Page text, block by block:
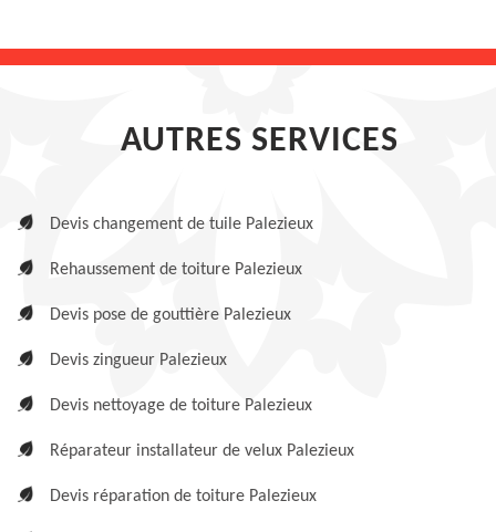
AUTRES SERVICES
Devis changement de tuile Palezieux
Rehaussement de toiture Palezieux
Devis pose de gouttière Palezieux
Devis zingueur Palezieux
Devis nettoyage de toiture Palezieux
Réparateur installateur de velux Palezieux
Devis réparation de toiture Palezieux